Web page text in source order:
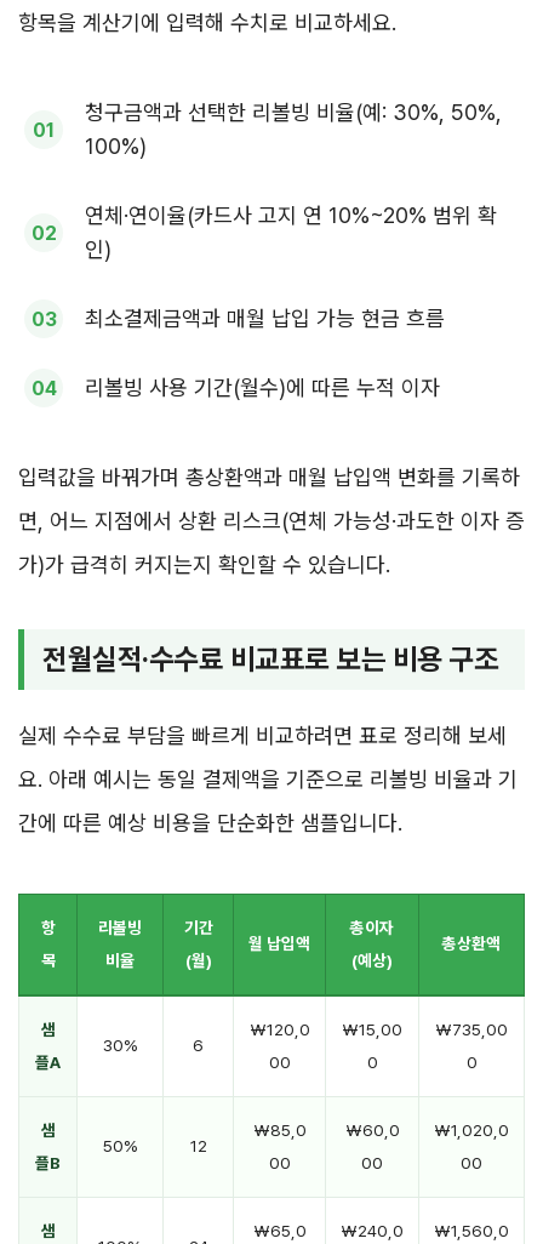
항목을 계산기에 입력해 수치로 비교하세요.
청구금액과 선택한 리볼빙 비율(예: 30%, 50%,
100%)
연체·연이율(카드사 고지 연 10%~20% 범위 확
인)
최소결제금액과 매월 납입 가능 현금 흐름
리볼빙 사용 기간(월수)에 따른 누적 이자
입력값을 바꿔가며 총상환액과 매월 납입액 변화를 기록하
면, 어느 지점에서 상환 리스크(연체 가능성·과도한 이자 증
가)가 급격히 커지는지 확인할 수 있습니다.
전월실적·수수료 비교표로 보는 비용 구조
실제 수수료 부담을 빠르게 비교하려면 표로 정리해 보세
요. 아래 예시는 동일 결제액을 기준으로 리볼빙 비율과 기
간에 따른 예상 비용을 단순화한 샘플입니다.
항
목
리볼빙
비율
기간
(월)
월 납입액
총이자
(예상)
총상환액
샘
플A
30% 6
₩120,0
00
₩15,00
0
₩735,00
0
샘
플B
50% 12
₩85,0
00
₩60,0
00
₩1,020,0
00
샘
₩65,0 ₩240,0 ₩1,560,0